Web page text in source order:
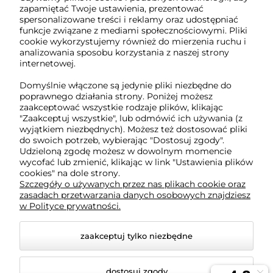
pn-pt: 08:00-16:00
791 063 018
biuro@tukado.pl
O nas
Obsługa klienta
Pomoc
Moje konto
zapamiętać Twoje ustawienia, prezentować
spersonalizowane treści i reklamy oraz udostępniać
funkcje związane z mediami społecznościowymi. Pliki
cookie wykorzystujemy również do mierzenia ruchu i
analizowania sposobu korzystania z naszej strony
internetowej.
Domyślnie włączone są jedynie pliki niezbędne do
poprawnego działania strony. Poniżej możesz
zaakceptować wszystkie rodzaje plików, klikając
"Zaakceptuj wszystkie", lub odmówić ich używania (z
wyjątkiem niezbędnych). Możesz też dostosować pliki
do swoich potrzeb, wybierając "Dostosuj zgody".
Udzieloną zgodę możesz w dowolnym momencie
wycofać lub zmienić, klikając w link "Ustawienia plików
cookies" na dole strony.
Szczegóły o używanych przez nas plikach cookie oraz
zasadach przetwarzania danych osobowych znajdziesz
w Polityce prywatności.
zaakceptuj tylko niezbędne
dostosuj zgody